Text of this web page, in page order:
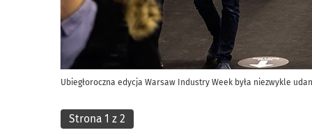
Ubiegłoroczna edycja Warsaw Industry Week była niezwykle
Strona 1 z 2